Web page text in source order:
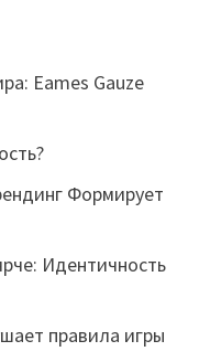
Eames Gauze
Формирует
Идентичность
правила игры